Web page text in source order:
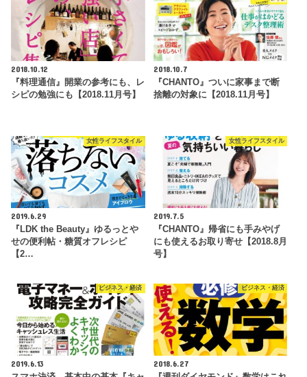
2018.10.12
『料理通信』開業の参考にも、レ
シピの勉強にも【2018.11月号】
2018.10.7
『CHANTO』ついに家事まで断
捨離の対象に【2018.11月号】
女性ライフスタイル
2019.6.29
『LDK the Beauty』ゆるっとや
せの便利帖・糖質オフレシピ
【2…
女性ライフスタイル
2019.7.5
『CHANTO』帰省にも手みやげ
にも使えるお取り寄せ【2018.8月
号】
ビジネス・経済
2019.6.13
ビジネス・経済
2018.6.27